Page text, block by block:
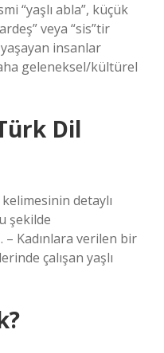
“yaşlı abla”, küçük
veya “sis”tir
insanlar
geleneksel/kültürel
Dil
detaylı
şekilde
– Kadınlara verilen bir
çalışan yaşlı